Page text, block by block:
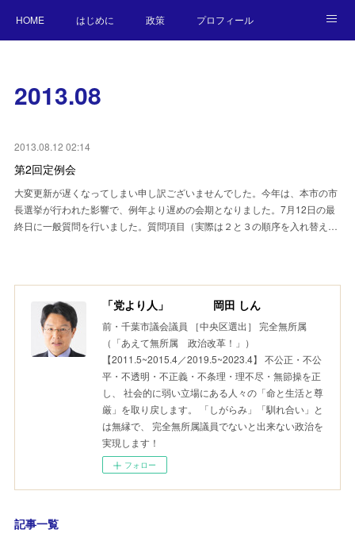
HOME はじめに 政策 プロフィール
2013.08
2013.08.12 02:14
第2回定例会
大変更新が遅くなってしまい申し訳ございませんでした。今年は、本市の市
長選挙が行われた影響で、例年より遅めの会期となりました。7月12日の最
終日に一般質問を行いました。質問項目（実際は２と３の順序を入れ替え…
「党より人」 岡田 しん
前・千葉市議会議員 ［中央区選出］ 完全無所属
（「あえて無所属 政治改革！」）
【2011.5~2015.4／2019.5~2023.4】 不公正・不公
平・不透明・不正義・不条理・理不尽・無節操を正
し、 社会的に弱い立場にある人々の「命と生活と尊
厳」を取り戻します。 「しがらみ」「馴れ合い」と
は無縁で、 完全無所属議員でないと出来ない政治を
実現します！
フォロー
記事一覧